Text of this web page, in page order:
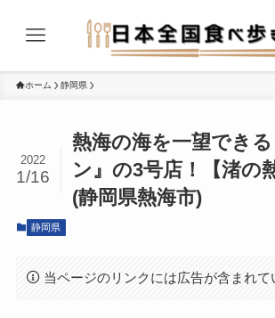
ホーム 静岡県
熱海の海を一望でき
ン』の3号店！【渚の
(静岡県熱海市)
2022
1/16
静岡県
当ページのリンクには広告が含まれて